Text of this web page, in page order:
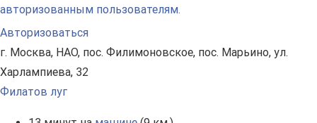
авторизованным пользователям.
Авторизоваться
г. Москва, НАО, пос. Филимоновское, пос. Марьино, ул.
Харлампиева, 32
Филатов луг